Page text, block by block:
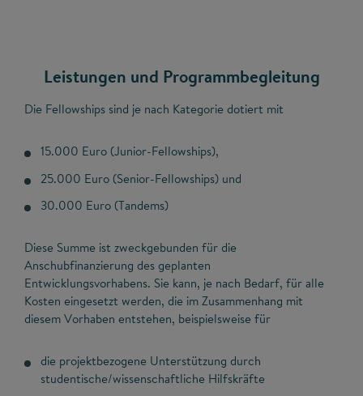
Leistungen und Programmbegleitung
Die Fellowships sind je nach Kategorie dotiert mit
15.000 Euro (Junior-Fellowships),
25.000 Euro (Senior-Fellowships) und
30.000 Euro (Tandems)
Diese Summe ist zweckgebunden für die
Anschubfinanzierung des geplanten
Entwicklungsvorhabens. Sie kann, je nach Bedarf, für alle
Kosten eingesetzt werden, die im Zusammenhang mit
diesem Vorhaben entstehen, beispielsweise für
die projektbezogene Unterstützung durch
studentische/wissenschaftliche Hilfskräfte